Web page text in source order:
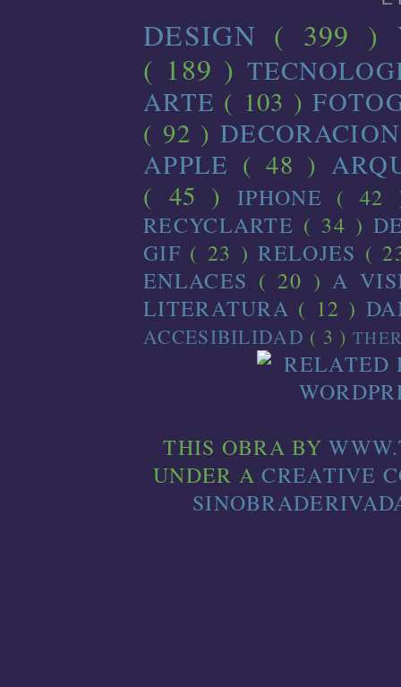
DESIGN ( 399 )
( 189 )
ARTE ( 103 )
( 92 )
APPLE ( 48 )
( 45 )IPHONE (
RECYCLARTE ( 34 )
GIF ( 23 )RELOJES (
ENLACES ( 20 )A
LITERATURA ( 12 )
ACCESIBILIDAD ( 3 )
THIS OBRA BY
UNDER ACREATIVE